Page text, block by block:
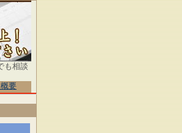
も相談
要